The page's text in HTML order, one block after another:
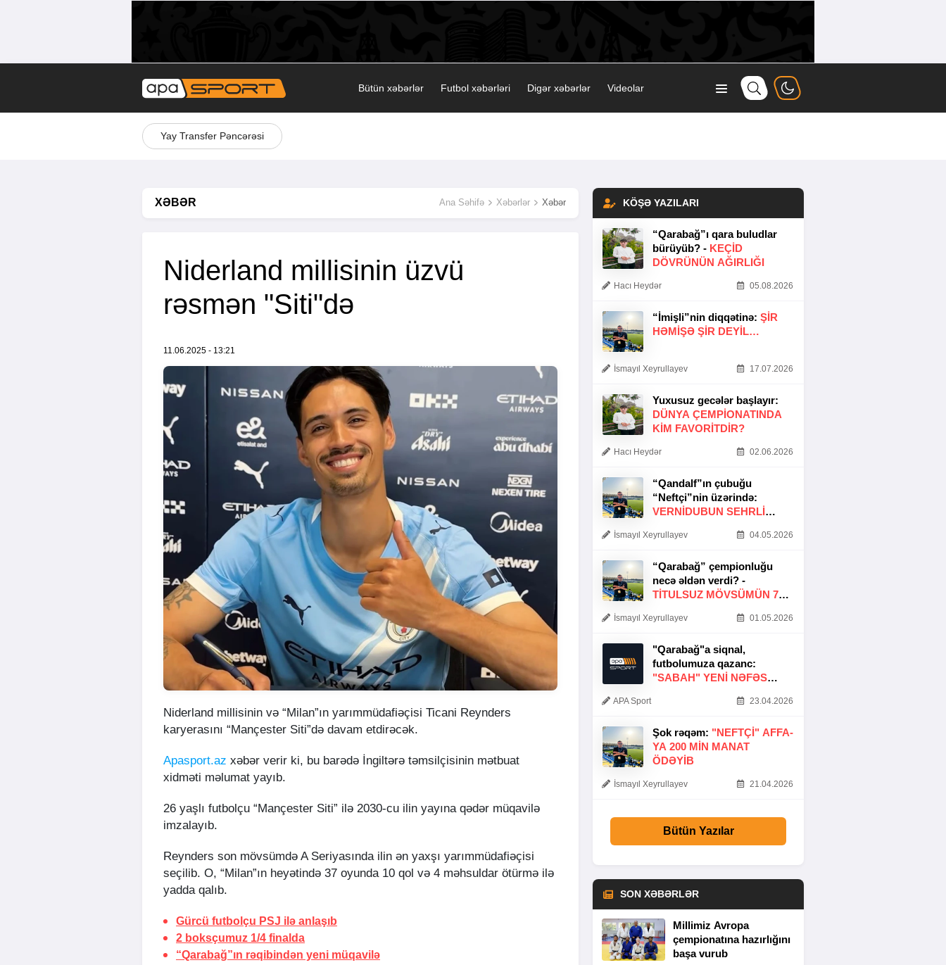
Bütün xəbərlər Futbol xəbərləri Digər xəbərlər Videolar
Yay Transfer Pəncərəsi
XƏBƏR Ana Səhifə Xəbərlər Xəbər
Niderland millisinin üzvü
rəsmən "Siti"də
11.06.2025 - 13:21
Niderland millisinin və “Milan”ın yarımmüdafiəçisi Ticani Reynders
karyerasını “Mançester Siti”də davam etdirəcək.
Apasport.az xəbər verir ki, bu barədə İngiltərə təmsilçisinin mətbuat
xidməti məlumat yayıb.
26 yaşlı futbolçu “Mançester Siti” ilə 2030-cu ilin yayına qədər müqavilə
imzalayıb.
Reynders son mövsümdə A Seriyasında ilin ən yaxşı yarımmüdafiəçisi
seçilib. O, “Milan”ın heyətində 37 oyunda 10 qol və 4 məhsuldar ötürmə ilə
yadda qalıb.
Gürcü futbolçu PSJ ilə anlaşıb
2 boksçumuz 1/4 finalda
“Qarabağ”ın rəqibindən yeni müqavilə
KÖŞƏ YAZILARI
“Qarabağ”ı qara buludlar
bürüyüb? - KEÇID
DÖVRÜNÜN AĞIRLIĞI
Hacı Heydər 05.08.2026
“İmişli”nin diqqətinə: ŞIR
HƏMIŞƏ ŞIR DEYIL…
İsmayıl Xeyrullayev 17.07.2026
Yuxusuz gecələr başlayır:
DÜNYA ÇEMPIONATINDA
KIM FAVORITDIR?
Hacı Heydər 02.06.2026
“Qandalf”ın çubuğu
“Neftçi”nin üzərində:
VERNİDUBUN SEHRLİ
İsmayıl Xeyrullayev 04.05.2026
“Qarabağ” çempionluğu
necə əldən verdi? -
TITULSUZ MÖVSÜMÜN 7
İsmayıl Xeyrullayev 01.05.2026
"Qarabağ"a siqnal,
futbolumuza qazanc:
"SABAH" YENI NƏFƏS
APA Sport 23.04.2026
Şok rəqəm: "NEFTÇI" AFFA-
YA 200 MIN MANAT
ÖDƏYIB
İsmayıl Xeyrullayev 21.04.2026
Bütün Yazılar
SON XƏBƏRLƏR
Millimiz Avropa
çempionatına hazırlığını
başa vurub